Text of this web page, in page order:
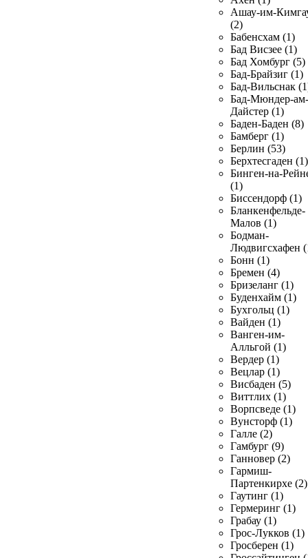
Ашау-им-
(2)
Бабенсхам (1)
Бад Висзее (1)
Бад Хомбург (5)
Бад-Брайзиг (1)
Бад-Вильснак
Бад-Мюндер-ам-
Дайстер (1)
Баден-Баден (8)
Бамберг (1)
Берлин (53)
Берхтесгаден (1)
Бинген-на-
(1)
Биссендорф (1)
Бланкенфельде-
Малов (1)
Бодман-
Людвигсхафен
Бонн (1)
Бремен (4)
Бризеланг (1)
Буденхайм (1)
Бухгольц (1)
Вайден (1)
Ванген-им-
Алльгой (1)
Вердер (1)
Вецлар (1)
Висбаден (5)
Виттлих (1)
Ворпсведе (1)
Вунсторф (1)
Галле (2)
Гамбург (9)
Ганновер (2)
Гармиш-
Партенкирхе (2)
Гаутинг (1)
Гермеринг (1)
Грабау (1)
Грос-Лукков (1)
Гросберен (1)